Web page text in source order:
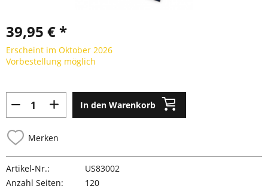
39,95 € *
Erscheint im Oktober 2026
Vorbestellung möglich
In den Warenkorb
Merken
Artikel-Nr.:
US83002
Anzahl Seiten:
120